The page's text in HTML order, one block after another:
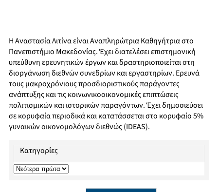
Η Αναστασία Λιτίνα είναι Αναπληρώτρια Καθηγήτρια στο
Πανεπιστήμιο Μακεδονίας. Έχει διατελέσει επιστημονική
υπεύθυνη ερευνητικών έργων και δραστηριοποιείται στη
διοργάνωση διεθνών συνεδρίων και εργαστηρίων. Ερευνά
τους μακροχρόνιους προσδιοριστικούς παράγοντες
ανάπτυξης και τις κοινωνικοοικονομικές επιπτώσεις
πολιτισμικών και ιστορικών παραγόντων. Έχει δημοσιεύσει
σε κορυφαία περιοδικά και κατατάσσεται στο κορυφαίο 5%
γυναικών οικονομολόγων διεθνώς (IDEAS).
Κατηγορίες